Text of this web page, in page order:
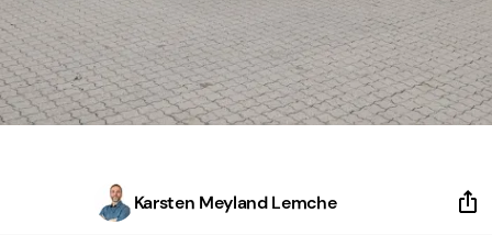
Karsten Meyland Lemche